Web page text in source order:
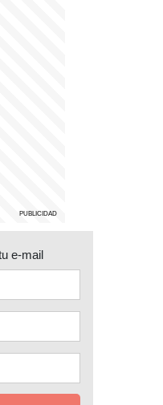
e-mail